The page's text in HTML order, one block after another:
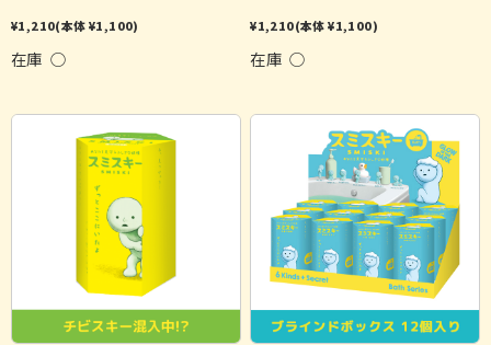
¥1,210(本体 ¥1,100)
在庫 ○
¥1,210(本体 ¥1,100)
在庫 ○